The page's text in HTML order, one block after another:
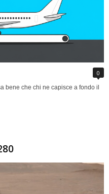
0
bene che chi ne capisce a fondo il